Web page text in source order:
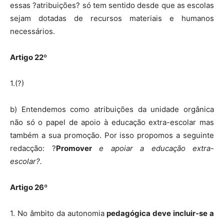
essas ?atribuições? só tem sentido desde que as escolas
sejam dotadas de recursos materiais e humanos
necessários.
Artigo 22º
1.(?)
b) Entendemos como atribuições da unidade orgânica
não só o papel de apoio à educação extra-escolar mas
também a sua promoção. Por isso propomos a seguinte
redacção: ?Promover
e apoiar a educação extra-
escolar?.
Artigo 26º
1. No âmbito da autonomiapedagógica deve incluir-se a